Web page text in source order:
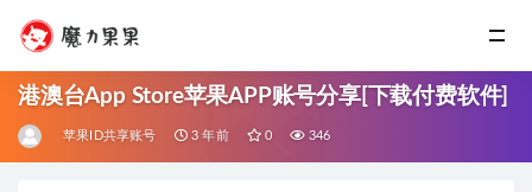
港澳台App Store苹果APP账号分享[下载付费软件]
苹果ID共享账号 3 年前 0 346